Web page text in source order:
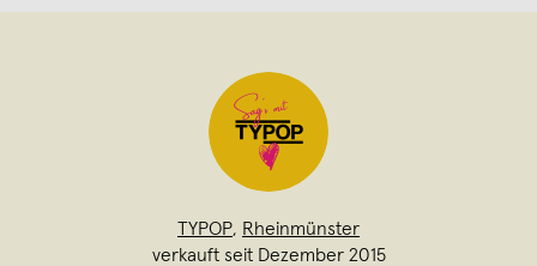
TYPOP, Rheinmünster
verkauft seit Dezember 2015